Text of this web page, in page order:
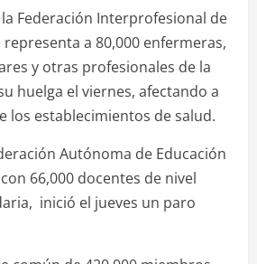
Federación Interprofesional de
representa a 80,000 enfermeras,
y otras profesionales de la
huelga el viernes, afectando a
los establecimientos de salud.
Autónoma de Educación
66,000 docentes de nivel
inició el jueves un paro